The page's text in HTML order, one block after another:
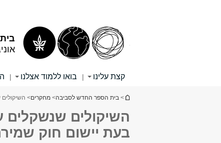
קצת עלינו | בואו ללמוד אצלנו |
הינך נמצא כאן
> בית הספר החדש לסביבה> מחקרים>
השיקולים שנשקלים
בעת יישום חוק